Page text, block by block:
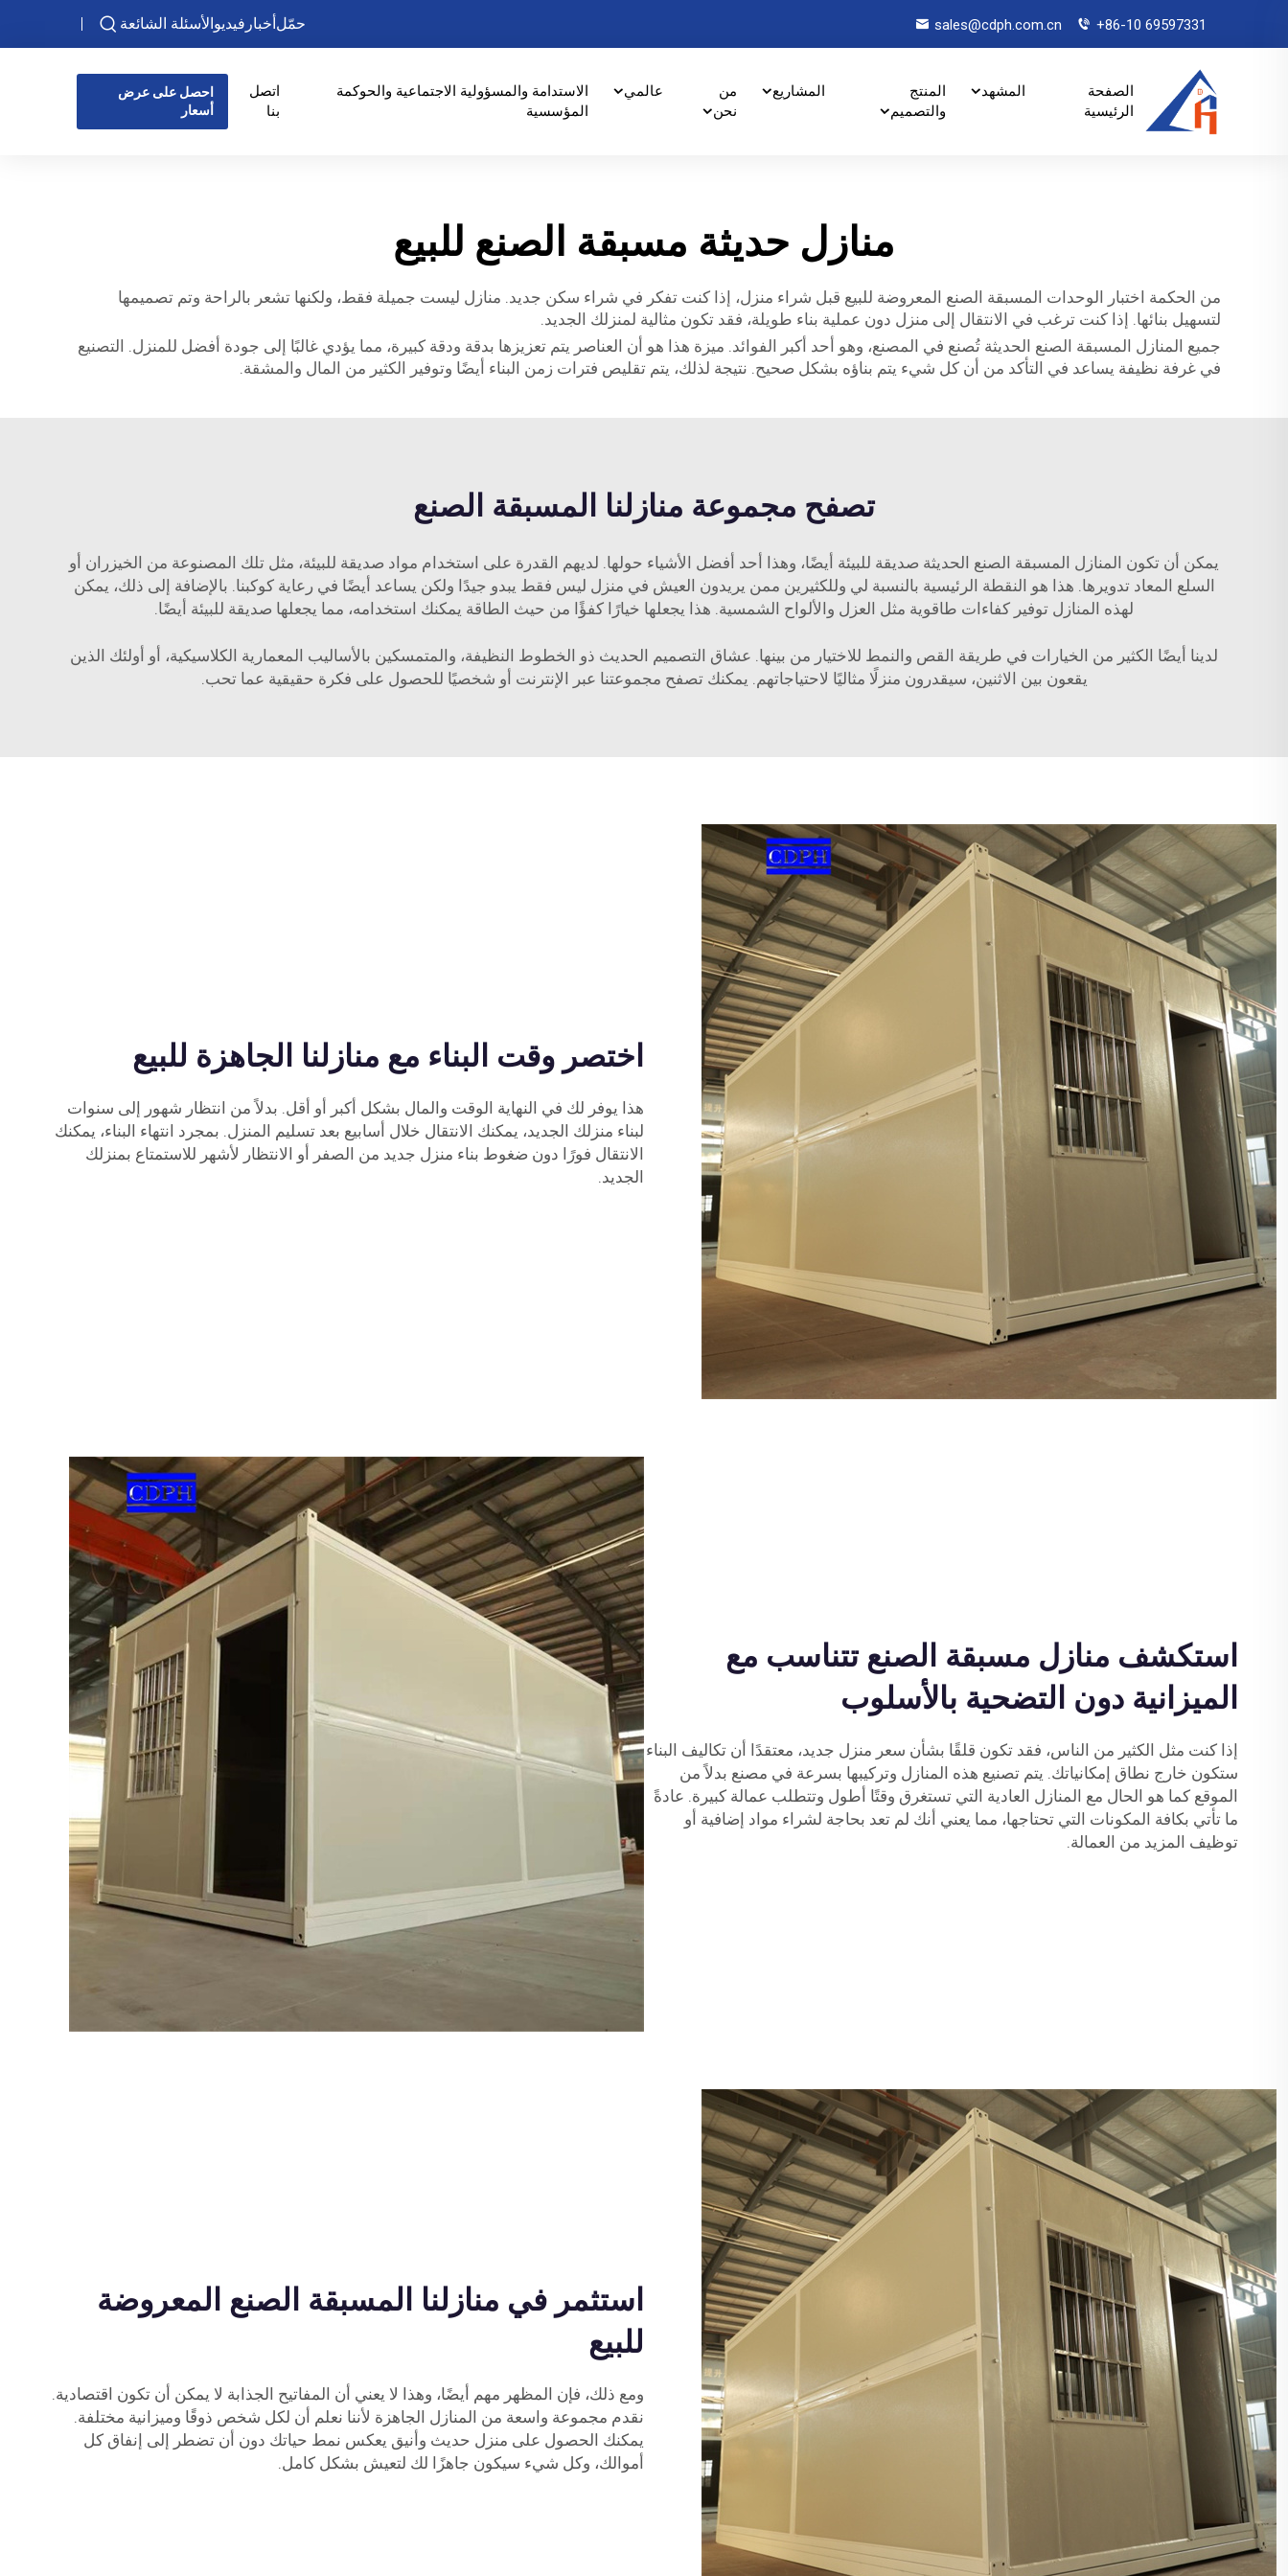
+86-10 69597331
sales@cdph.com.cn حمّلأخبار فيديوالأسئلة الشائعة
الصفحة
الرئيسية
المشهد
المنتج
والتصميم
المشاريع
من
نحن
عالمي
الاستدامة والمسؤولية الاجتماعية والحوكمة
المؤسسية
اتصل
بنا
احصل على عرض
أسعار
منازل حديثة مسبقة الصنع للبيع
من الحكمة اختبار الوحدات المسبقة الصنع المعروضة للبيع قبل شراء منزل، إذا كنت تفكر في شراء سكن جديد. منازل ليست جميلة فقط، ولكنها تشعر بالراحة وتم تصميمها
لتسهيل بنائها. إذا كنت ترغب في الانتقال إلى منزل دون عملية بناء طويلة، فقد تكون مثالية لمنزلك الجديد.
جميع المنازل المسبقة الصنع الحديثة تُصنع في المصنع، وهو أحد أكبر الفوائد. ميزة هذا هو أن العناصر يتم تعزيزها بدقة ودقة كبيرة، مما يؤدي غالبًا إلى جودة أفضل للمنزل. التصنيع
في غرفة نظيفة يساعد في التأكد من أن كل شيء يتم بناؤه بشكل صحيح. نتيجة لذلك، يتم تقليص فترات زمن البناء أيضًا وتوفير الكثير من المال والمشقة.
تصفح مجموعة منازلنا المسبقة الصنع
يمكن أن تكون المنازل المسبقة الصنع الحديثة صديقة للبيئة أيضًا، وهذا أحد أفضل الأشياء حولها. لديهم القدرة على استخدام مواد صديقة للبيئة، مثل تلك المصنوعة من الخيزران أو
السلع المعاد تدويرها. هذا هو النقطة الرئيسية بالنسبة لي وللكثيرين ممن يريدون العيش في منزل ليس فقط يبدو جيدًا ولكن يساعد أيضًا في رعاية كوكبنا. بالإضافة إلى ذلك، يمكن
لهذه المنازل توفير كفاءات طاقوية مثل العزل والألواح الشمسية. هذا يجعلها خيارًا كفؤًا من حيث الطاقة يمكنك استخدامه، مما يجعلها صديقة للبيئة أيضًا.
لدينا أيضًا الكثير من الخيارات في طريقة القص والنمط للاختيار من بينها. عشاق التصميم الحديث ذو الخطوط النظيفة، والمتمسكين بالأساليب المعمارية الكلاسيكية، أو أولئك الذين
يقعون بين الاثنين، سيقدرون منزلًا مثاليًا لاحتياجاتهم. يمكنك تصفح مجموعتنا عبر الإنترنت أو شخصيًا للحصول على فكرة حقيقية عما تحب.
اختصر وقت البناء مع منازلنا الجاهزة للبيع
هذا يوفر لك في النهاية الوقت والمال بشكل أكبر أو أقل. بدلاً من انتظار شهور إلى سنوات
لبناء منزلك الجديد، يمكنك الانتقال خلال أسابيع بعد تسليم المنزل. بمجرد انتهاء البناء، يمكنك
الانتقال فورًا دون ضغوط بناء منزل جديد من الصفر أو الانتظار لأشهر للاستمتاع بمنزلك
الجديد.
استكشف منازل مسبقة الصنع تتناسب مع
الميزانية دون التضحية بالأسلوب
إذا كنت مثل الكثير من الناس، فقد تكون قلقًا بشأن سعر منزل جديد، معتقدًا أن تكاليف البناء
ستكون خارج نطاق إمكانياتك. يتم تصنيع هذه المنازل وتركيبها بسرعة في مصنع بدلاً من
الموقع كما هو الحال مع المنازل العادية التي تستغرق وقتًا أطول وتتطلب عمالة كبيرة. عادةً
ما تأتي بكافة المكونات التي تحتاجها، مما يعني أنك لم تعد بحاجة لشراء مواد إضافية أو
توظيف المزيد من العمالة.
استثمر في منازلنا المسبقة الصنع المعروضة
للبيع
ومع ذلك، فإن المظهر مهم أيضًا، وهذا لا يعني أن المفاتيح الجذابة لا يمكن أن تكون اقتصادية.
نقدم مجموعة واسعة من المنازل الجاهزة لأننا نعلم أن لكل شخص ذوقًا وميزانية مختلفة.
يمكنك الحصول على منزل حديث وأنيق يعكس نمط حياتك دون أن تضطر إلى إنفاق كل
أموالك، وكل شيء سيكون جاهزًا لك لتعيش بشكل كامل.